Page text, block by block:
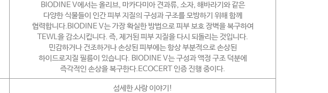
BIODINE V에서는 올리브, 마카다미아 견과류, 소자, 해바라기와 같은
다양한 식물들이 인간 피부 지질의 구성과 구조를 모방하기 위해 함께
협력합니다.BIODINE V는 가장 확실한 방법으로 피부 보호 장벽을 복구하여
TEWL을 감소시킵니다. 즉, 제거된 피부 지질을 다시 되돌리는 것입니다.
민감하거나 건조하거나 손상된 피부에는 항상 부분적으로 손상된
하이드로지질 필름이 있습니다. BIODINE V는 구성과 액정 구조 덕분에
즉각적인 손상을 복구한다.ECOCERT 인증 진행 중이다.
섬세한 사랑 이야기!